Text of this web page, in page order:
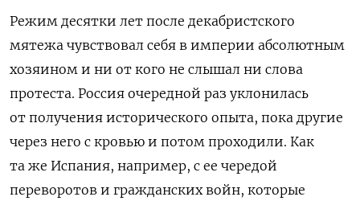
Режим десятки лет после декабристского
мятежа чувствовал себя в империи абсолютным
хозяином и ни от кого не слышал ни слова
протеста. Россия очередной раз уклонилась
от получения исторического опыта, пока другие
через него с кровью и потом проходили. Как
та же Испания, например, с ее чередой
переворотов и гражданских войн, которые